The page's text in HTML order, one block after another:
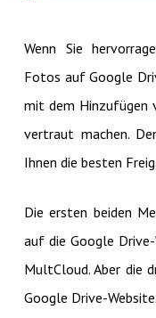
Wenn Sie
Fotos auf Google
mit dem Hinzufügen
vertraut machen.
Ihnen die besten
Die ersten beiden
auf die Google
MultCloud. Aber die
Google Drive-Website.